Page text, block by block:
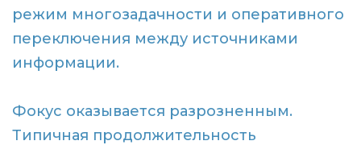
режим многозадачности и оперативного
переключения между источниками
информации.
Фокус оказывается разрозненным.
Типичная продолжительность